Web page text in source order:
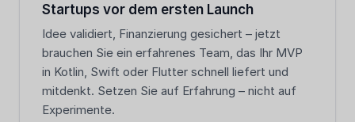
Startups vor dem ersten Launch
Idee validiert, Finanzierung gesichert – jetzt
brauchen Sie ein erfahrenes Team, das Ihr MVP
in Kotlin, Swift oder Flutter schnell liefert und
mitdenkt. Setzen Sie auf Erfahrung – nicht auf
Experimente.